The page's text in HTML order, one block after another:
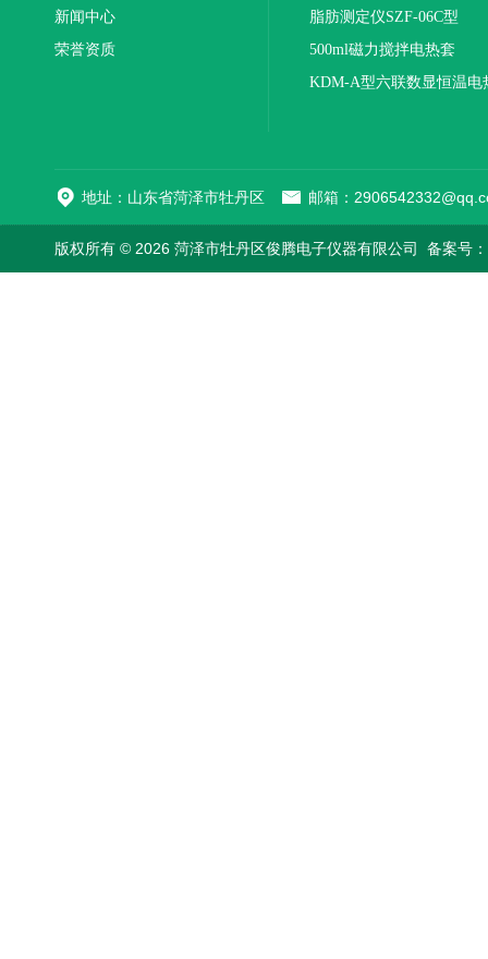
新闻中心
荣誉资质
联
脂肪测定仪SZF-06C型
500ml磁力搅拌电热套
KDM-A型六联数显恒温电
地址：山东省菏泽市牡丹区 邮箱：
版权所有 © 2026 菏泽市牡丹区俊腾电子仪器有限公司 备案号